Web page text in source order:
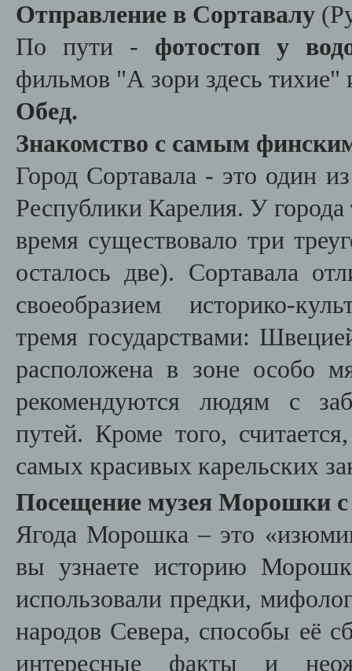
Отправление в Сортавалу
По пути - фотостоп у
фильмов "А зори здесь
Обед.
Знакомство с самым
Город Сортавала - это один
Республики Карелия. У
время существовало три
осталось две). Сортавала
своеобразием историко-
тремя государствами:
расположена в зоне особо
рекомендуются людям с
путей. Кроме того,
самых красивых карельских
Посещение музея Морошки с
Ягода Морошка – это
вы узнаете историю
использовали предки,
народов Севера, способы её
интересные факты и